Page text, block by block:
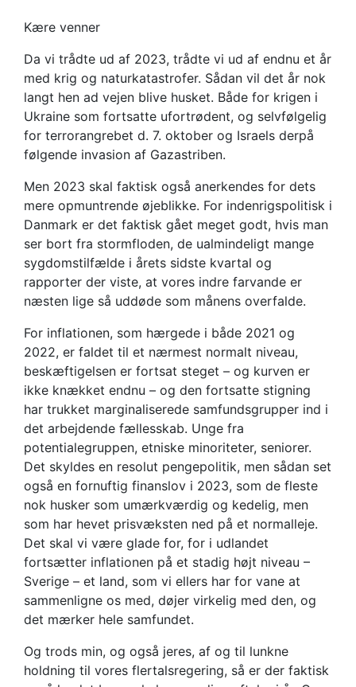
Kære venner
Da vi trådte ud af 2023, trådte vi ud af endnu et år
med krig og naturkatastrofer. Sådan vil det år nok
langt hen ad vejen blive husket. Både for krigen i
Ukraine som fortsatte ufortrødent, og selvfølgelig
for terrorangrebet d. 7. oktober og Israels derpå
følgende invasion af Gazastriben.
Men 2023 skal faktisk også anerkendes for dets
mere opmuntrende øjeblikke. For indenrigspolitisk i
Danmark er det faktisk gået meget godt, hvis man
ser bort fra stormfloden, de ualmindeligt mange
sygdomstilfælde i årets sidste kvartal og
rapporter der viste, at vores indre farvande er
næsten lige så uddøde som månens overfalde.
For inflationen, som hærgede i både 2021 og
2022, er faldet til et nærmest normalt niveau,
beskæftigelsen er fortsat steget – og kurven er
ikke knækket endnu – og den fortsatte stigning
har trukket marginaliserede samfundsgrupper ind i
det arbejdende fællesskab. Unge fra
potentialegruppen, etniske minoriteter, seniorer.
Det skyldes en resolut pengepolitik, men sådan set
også en fornuftig finanslov i 2023, som de fleste
nok husker som umærkværdig og kedelig, men
som har hevet prisvæksten ned på et normalleje.
Det skal vi være glade for, for i udlandet
fortsætter inflationen på et stadig højt niveau –
Sverige – et land, som vi ellers har for vane at
sammenligne os med, døjer virkelig med den, og
det mærker hele samfundet.
Og trods min, og også jeres, af og til lunkne
holdning til vores flertalsregering, så er der faktisk